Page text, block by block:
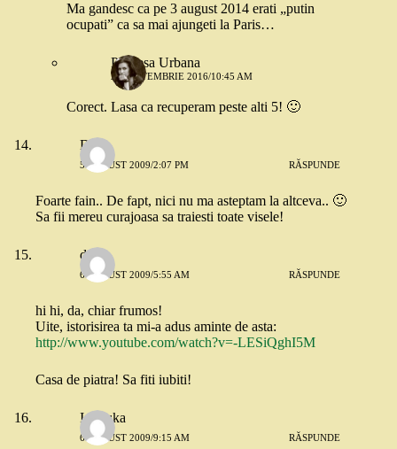
Ma gandesc ca pe 3 august 2014 erati „putin
ocupati” ca sa mai ajungeti la Paris…
Printesa Urbana
26 SEPTEMBRIE 2016/10:45 AM
Corect. Lasa ca recuperam peste alti 5! 🙂
Dana
5 AUGUST 2009/2:07 PM RĂSPUNDE
Foarte fain.. De fapt, nici nu ma asteptam la altceva.. 🙂
Sa fii mereu curajoasa sa traiesti toate visele!
d
6 AUGUST 2009/5:55 AM RĂSPUNDE
hi hi, da, chiar frumos!
Uite, istorisirea ta mi-a adus aminte de asta:
http://www.youtube.com/watch?v=-LESiQghI5M
Casa de piatra! Sa fiti iubiti!
Ionouka
6 AUGUST 2009/9:15 AM RĂSPUNDE